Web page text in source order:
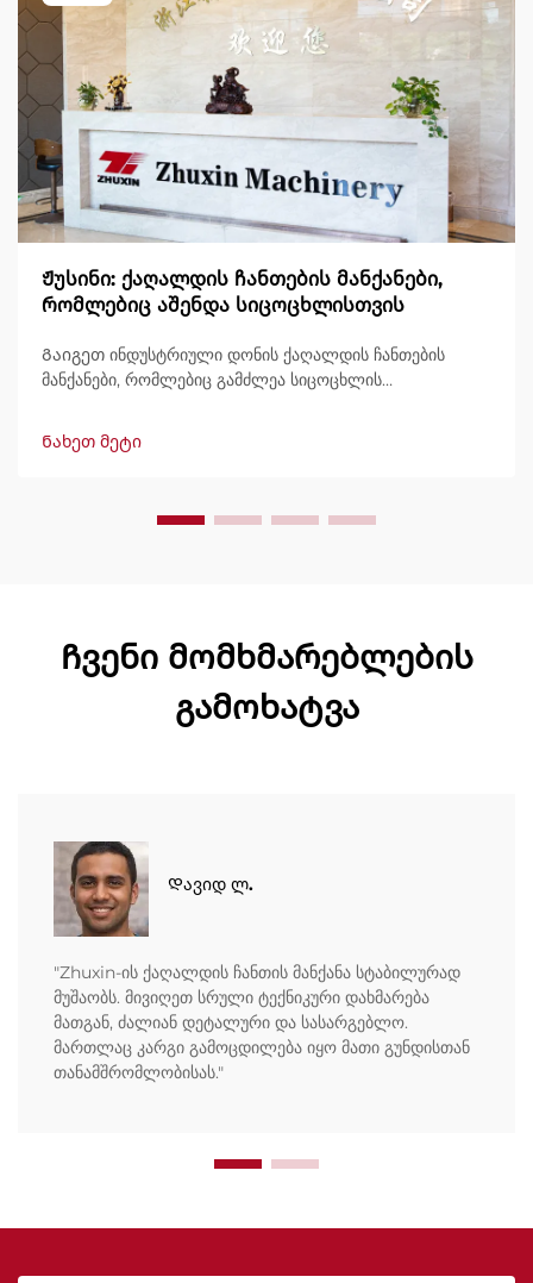
Ჟუსინი: ქაღალდის ჩანთების მანქანები,
რომლებიც აშენდა სიცოცხლისთვის
Გაიგეთ ინდუსტრიული დონის ქაღალდის ჩანთების
მანქანები, რომლებიც გამძლეა სიცოცხლის
მსოფლიოში ნდობით გამოიყენება გამძლეობის,
მარტივად მართვის და მინიმალური შესვენების გამო.
Ნახეთ მეტი
Ჩვენი მომხმარებლების
გამოხატვა
Დავიდ ლ.
"Zhuxin-ის ქაღალდის ჩანთის მანქანა სტაბილურად
მუშაობს. მივიღეთ სრული ტექნიკური დახმარება
მათგან, ძალიან დეტალური და სასარგებლო.
მართლაც კარგი გამოცდილება იყო მათი გუნდისთან
თანამშრომლობისას."